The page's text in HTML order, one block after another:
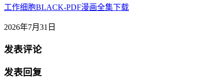
工作细胞BLACK-PDF漫画全集下载
2026年7月31日
发表评论
发表回复